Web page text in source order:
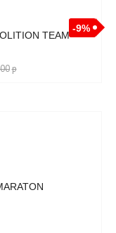
-9%
TEAM
р